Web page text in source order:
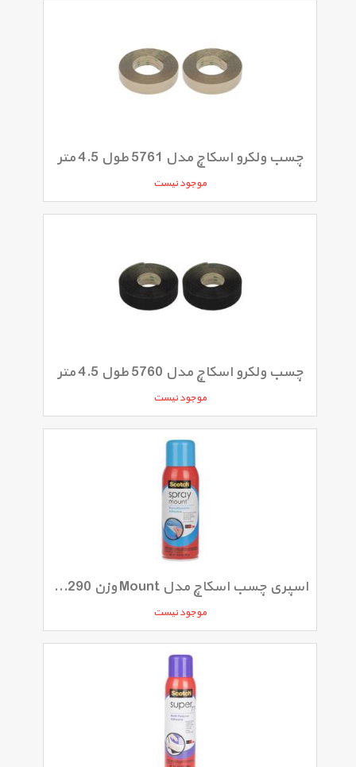
چسب ولکرو اسکاچ مدل 5761 طول 4.5 متر
موجود نیست
چسب ولکرو اسکاچ مدل 5760 طول 4.5 متر
موجود نیست
اسپری چسب اسکاچ مدل Mount وزن 290 گرم
موجود نیست